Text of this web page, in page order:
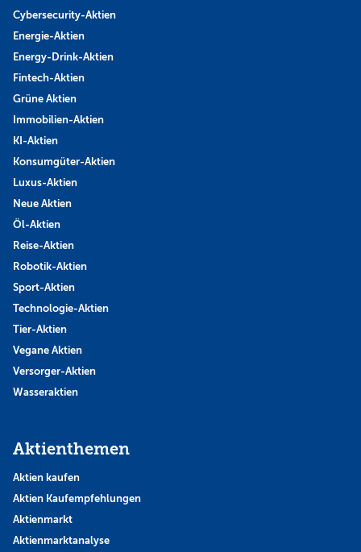
Cybersecurity-Aktien
Energie-Aktien
Energy-Drink-Aktien
Fintech-Aktien
Grüne Aktien
Immobilien-Aktien
KI-Aktien
Konsumgüter-Aktien
Luxus-Aktien
Neue Aktien
Öl-Aktien
Reise-Aktien
Robotik-Aktien
Sport-Aktien
Technologie-Aktien
Tier-Aktien
Vegane Aktien
Versorger-Aktien
Wasseraktien
Aktienthemen
Aktien kaufen
Aktien Kaufempfehlungen
Aktienmarkt
Aktienmarktanalyse